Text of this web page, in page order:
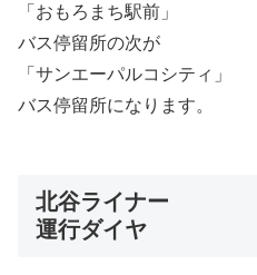
「おもろまち駅前」
バス停留所の次が
「サンエーパルコシティ」
バス停留所になります。
北谷ライナー
運行ダイヤ